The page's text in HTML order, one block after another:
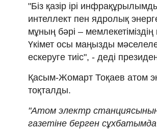
"Біз қазір ірі
интеллект пен ядролық
мұның бәрі –
Үкімет осы маңызды
ескеруге тиіс", - деді
Қасым-Жомарт Тоқаев атом
тоқталды.
"Атом электр
газетіне берген